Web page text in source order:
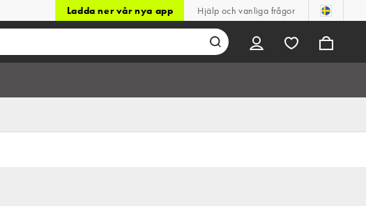
Ladda ner vår nya app Hjälp och vanliga frågor